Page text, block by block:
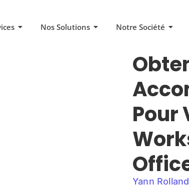
Nos Solutions Notre Société
Pour
Yann Rolland